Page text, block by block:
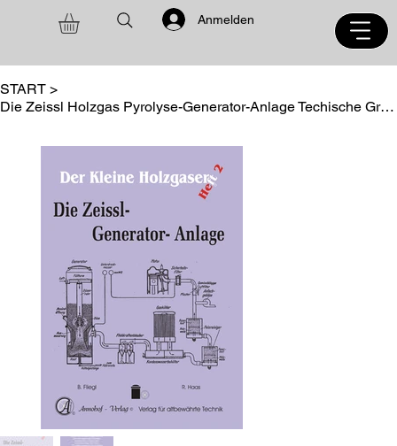
Anmelden
START >
Die Zeissl Holzgas Pyrolyse-Generator-Anlage Techische Grundlagen